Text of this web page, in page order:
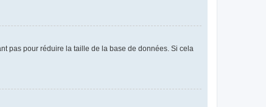
pas pour réduire la taille de la base de données. Si cela